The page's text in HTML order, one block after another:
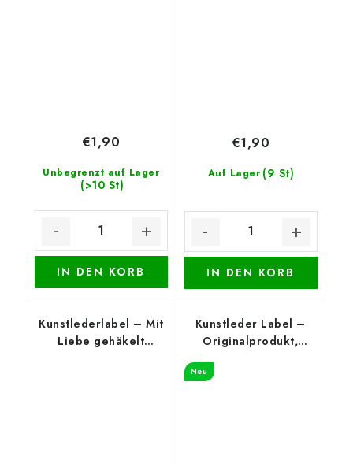
Unbegrenzt auf Lager
(>10 St)
€1,90
IN DEN KORB
Auf Lager (9 St)
€1,90
IN DEN KORB
Kunstlederlabel – Mit
Liebe gehäkelt
Kunstleder Label –
Originalprodukt,
Neu